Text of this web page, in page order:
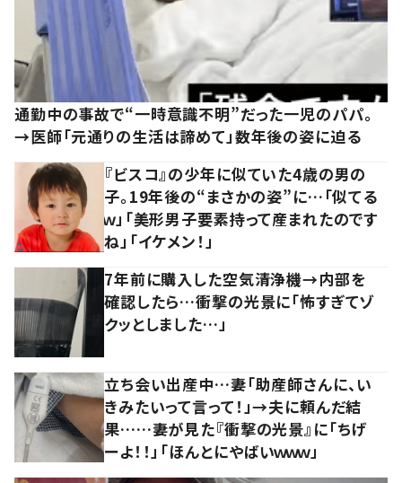
通勤中の事故で“一時意識不明”だった一児のパパ。
→医師「元通りの生活は諦めて」数年後の姿に迫る
『ビスコ』の少年に似ていた4歳の男の
子。19年後の“まさかの姿”に…「似てる
ｗ」「美形男子要素持って産まれたのです
ね」「イケメン！」
7年前に購入した空気清浄機→内部を
確認したら…衝撃の光景に「怖すぎてゾ
クッとしました…」
立ち会い出産中…妻「助産師さんに、い
きみたいって言って！」→夫に頼んだ結
果……妻が見た『衝撃の光景』に「ちげ
ーよ！！」「ほんとにやばいｗｗｗ」